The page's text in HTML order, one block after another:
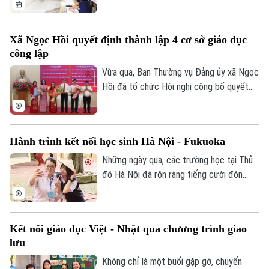
Quần vợt
Golf
Sao
Điện ảnh
Thời trang
Âm nhạc
Đã phát sóng
Xã Ngọc Hồi quyết định thành lập 4 cơ sở giáo dục
công lập
Vừa qua, Ban Thường vụ Đảng ủy xã Ngọc
Hồi đã tổ chức Hội nghị công bố quyết
các trường học thuộc thẩm quyền trên
địa bàn xã.
Hành trình kết nối học sinh Hà Nội - Fukuoka
Những ngày qua, các trường học tại Thủ
đô Hà Nội đã rộn ràng tiếng cười đón
tình bạn xuyên biên giới được mở ra đã
nghị Hà Nội - Fukuoka.
Kết nối giáo dục Việt - Nhật qua chương trình giao
lưu
Không chỉ là một buổi gặp gỡ, chuyến